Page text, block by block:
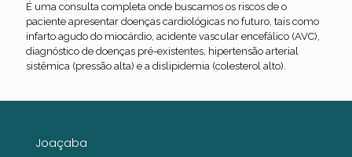
É uma consulta completa onde buscamos os riscos de o
paciente apresentar doenças cardiológicas no futuro, tais como
infarto agudo do miocárdio, acidente vascular encefálico (AVC),
diagnóstico de doenças pré-existentes, hipertensão arterial
sistêmica (pressão alta) e a dislipidemia (colesterol alto).
Joaçaba